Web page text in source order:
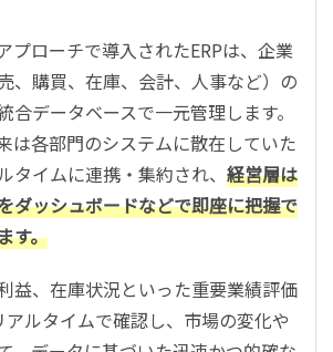
ローチで導入されたERPは、企業
、購買、在庫、会計、人事など）の
合データベースで一元管理します。
は各部門のシステムに散在していた
タイムに連携・集約され、 経営層は
ダッシュボードなどで即座に把握で
す。
益、在庫状況といった重要業績評価
ルタイムで確認し、市場の変化や